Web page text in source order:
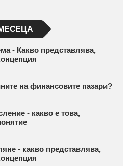
- Какво представлява,
на финансовите пазари?
- какво е това,
- какво представлява,